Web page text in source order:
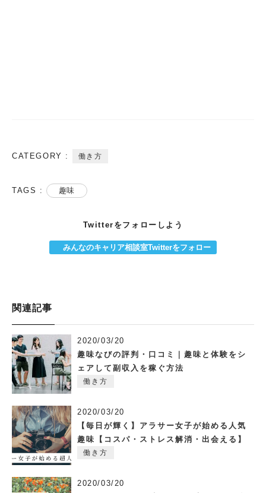
CATEGORY : 働き方
TAGS : 趣味
Twitterをフォローしよう
みんなのキャリア相談室Twitterをフォロー
関連記事
2020/03/20
趣味なびの評判・口コミ｜趣味と体験をシ
ェアして副収入を稼ぐ方法
働き方
2020/03/20
【毎日が輝く】アラサー女子が始める人気
趣味【コスパ・ストレス解消・出会える】
働き方
2020/03/20